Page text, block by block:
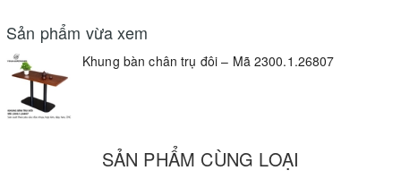
chắn. Sản phẩm được phủ sơn tĩnh điện chống gỉ, mang lại độ
bền cao và tính thẩm mỹ, thích hợp cho bàn ăn nhà hàng, quán
café, khách sạn.
Thông số kỹ thuật
Sản phẩm vừa xem
Khung bàn chân trụ đôi – Mã 2300.1.26807
SẢN PHẨM CÙNG LOẠI